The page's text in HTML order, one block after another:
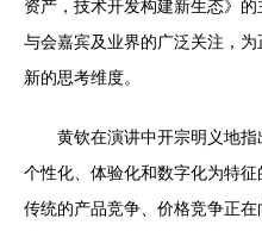
资产，技术开发构建新生态》
与会嘉宾及业界的广泛关注，
新的思考维度。
黄钦在演讲中开宗明义地
个性化、体验化和数字化为特征
传统的产品竞争、价格竞争正